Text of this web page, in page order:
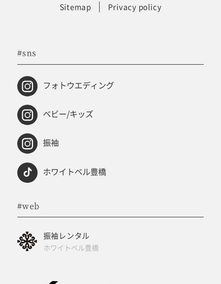
Sitemap Privacy policy
#sns
フォトウエディング
ベビー/キッズ
振袖
ホワイトベル豊橋
#web
振袖レンタル
ホワイトベル豊橋